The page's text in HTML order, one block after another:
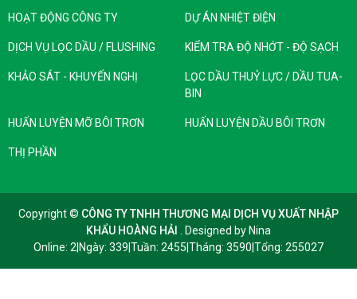
HOẠT ĐỘNG CÔNG TY DỰ ÁN NHIỆT ĐIỆN
DỊCH VỤ LỌC DẦU / FLUSHING KIỂM TRA ĐỘ NHỚT - ĐỘ SẠCH
KHẢO SÁT - KHUYẾN NGHỊ
LỌC DẦU THUỶ LỰC / DẦU TUA-
BIN
HUẤN LUYỆN MỠ BÔI TRƠN HUẤN LUYỆN DẦU BÔI TRƠN
THỊ PHẦN
Copyright © CÔNG TY TNHH THƯƠNG MẠI DỊCH VỤ XUẤT NHẬP
KHẨU HOÀNG HẢI . Designed by Nina
Online: 2 Ngày: 339 Tuần: 2455 Tháng: 3590 Tổng: 255027